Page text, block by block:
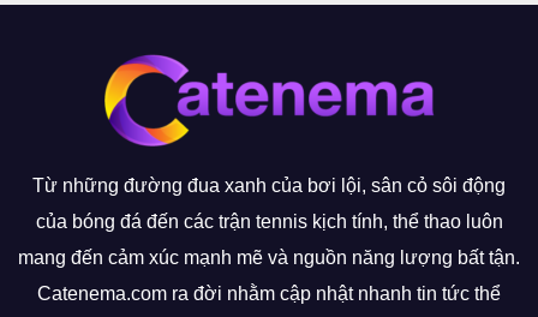
Từ những đường đua xanh của bơi lội, sân cỏ sôi động
của bóng đá đến các trận tennis kịch tính, thể thao luôn
mang đến cảm xúc mạnh mẽ và nguồn năng lượng bất tận.
Catenema.com ra đời nhằm cập nhật nhanh tin tức thể